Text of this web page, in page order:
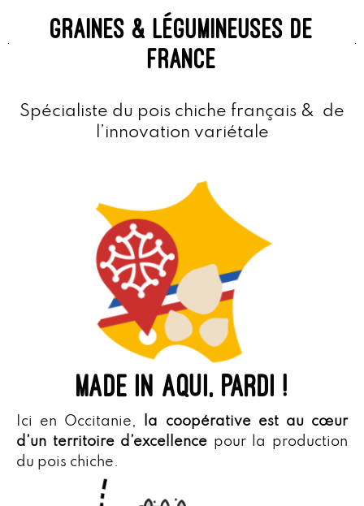
graines & légumineuses de
france
Spécialiste du pois chiche français & de
l’innovation variétale
MADE IN AQUI, pardi !
Ici en Occitanie,
la coopérative est au cœur
d’un territoire d’excellence pour la production
du pois chiche.